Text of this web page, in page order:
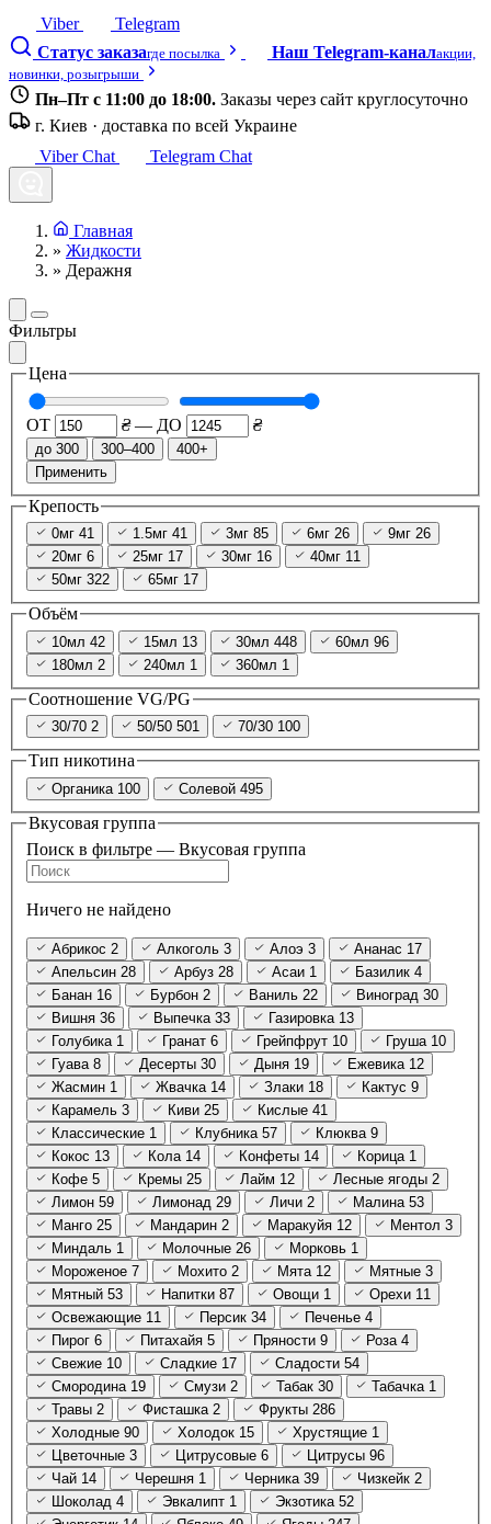
Viber
Telegram
Статус заказагде посылка Наш Telegram-каналакции,
новинки, розыгрыши
Пн–Пт с 11:00 до 18:00. Заказы через сайт круглосуточно
г. Киев · доставка по всей Украине
Viber Chat
Telegram Chat
Главная
» Жидкости
» Деражня
Фильтры
Цена
ОТ ₴ — ДО ₴
до 300 300–400
400+
Применить
Крепость
0мг 41 1.5мг 41 3мг 85 6мг 26 9мг 26
20мг 6 25мг 17 30мг 16 40мг 11
50мг 322 65мг 17
Объём
10мл 42 15мл 13 30мл 448 60мл 96
180мл 2 240мл 1 360мл 1
Соотношение VG/PG
30/70 2 50/50 501 70/30 100
Тип никотина
Органика 100 Солевой 495
Вкусовая группа
Поиск в фильтре — Вкусовая группа
Ничего не найдено
Абрикос 2 Алкоголь 3 Алоэ 3 Ананас 17
Апельсин 28 Арбуз 28 Асаи 1 Базилик 4
Банан 16 Бурбон 2 Ваниль 22 Виноград 30
Вишня 36 Выпечка 33 Газировка 13
Голубика 1 Гранат 6 Грейпфрут 10 Груша 10
Гуава 8 Десерты 30 Дыня 19 Ежевика 12
Жасмин 1 Жвачка 14 Злаки 18 Кактус 9
Карамель 3 Киви 25 Кислые 41
Классические 1 Клубника 57 Клюква 9
Кокос 13 Кола 14 Конфеты 14 Корица 1
Кофе 5 Кремы 25 Лайм 12 Лесные ягоды 2
Лимон 59 Лимонад 29 Личи 2 Малина 53
Манго 25 Мандарин 2 Маракуйя 12 Ментол 3
Миндаль 1 Молочные 26 Морковь 1
Мороженое 7 Мохито 2 Мята 12 Мятные 3
Мятный 53 Напитки 87 Овощи 1 Орехи 11
Освежающие 11 Персик 34 Печенье 4
Пирог 6 Питахайя 5 Пряности 9 Роза 4
Свежие 10 Сладкие 17 Сладости 54
Смородина 19 Смузи 2 Табак 30 Табачка 1
Травы 2 Фисташка 2 Фрукты 286
Холодные 90 Холодок 15 Хрустящие 1
Цветочные 3 Цитрусовые 6 Цитрусы 96
Чай 14 Черешня 1 Черника 39 Чизкейк 2
Шоколад 4 Эвкалипт 1 Экзотика 52